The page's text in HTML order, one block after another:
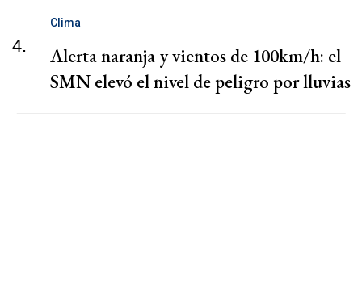
4.
Clima
Alerta naranja y vientos de 100km/h: el
SMN elevó el nivel de peligro por lluvias